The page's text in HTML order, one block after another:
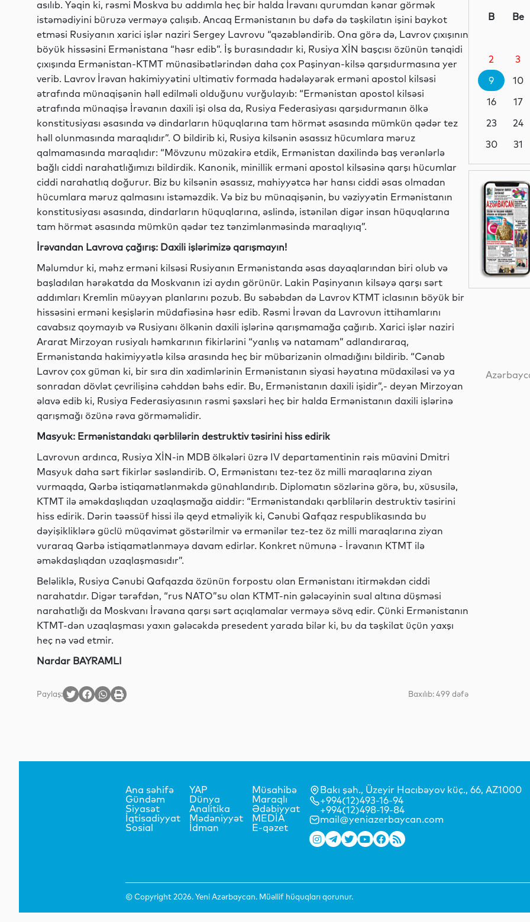
asılıb. Yəqin ki, rəsmi Moskva bu addımla heç bir halda İrəvanı qurumdan kənar görmək
istəmədiyini büruzə verməyə çalışıb. Ancaq Ermənistanın bu dəfə də təşkilatın işini baykot
etməsi Rusiyanın xarici işlər naziri Sergey Lavrovu “qəzəbləndirib. Ona görə də, Lavrov çıxışının
böyük hissəsini Ermənistana “həsr edib”. İş burasındadır ki, Rusiya XİN başçısı özünün tənqidi
çıxışında Ermənistan-KTMT münasibətlərindən daha çox Paşinyan-kilsə qarşıdurmasına yer
verib. Lavrov İrəvan hakimiyyətini ultimativ formada hədələyərək erməni apostol kilsəsi
ətrafında münaqişənin həll edilməli olduğunu vurğulayıb: “Ermənistan apostol kilsəsi
ətrafında münaqişə İrəvanın daxili işi olsa da, Rusiya Federasiyası qarşıdurmanın ölkə
konstitusiyası əsasında və dindarların hüquqlarına tam hörmət əsasında mümkün qədər tez
həll olunmasında maraqlıdır”. O bildirib ki, Rusiya kilsənin əsassız hücumlara məruz
qalmamasında maraqlıdır: “Mövzunu müzakirə etdik, Ermənistan daxilində baş verənlərlə
bağlı ciddi narahatlığımızı bildirdik. Kanonik, minillik erməni apostol kilsəsinə qarşı hücumlar
ciddi narahatlıq doğurur. Biz bu kilsənin əsassız, mahiyyətcə hər hansı ciddi əsas olmadan
hücumlara məruz qalmasını istəməzdik. Və biz bu münaqişənin, bu vəziyyətin Ermənistanın
konstitusiyası əsasında, dindarların hüquqlarına, əslində, istənilən digər insan hüquqlarına
tam hörmət əsasında mümkün qədər tez tənzimlənməsində maraqlıyıq”.
İrəvandan Lavrova çağırış: Daxili işlərimizə qarışmayın!
Məlumdur ki, məhz erməni kilsəsi Rusiyanın Ermənistanda əsas dayaqlarından biri olub və
başladılan hərəkatda da Moskvanın izi aydın görünür. Lakin Paşinyanın kilsəyə qarşı sərt
addımları Kremlin müəyyən planlarını pozub. Bu səbəbdən də Lavrov KTMT iclasının böyük bir
hissəsini erməni keşişlərin müdafiəsinə həsr edib. Rəsmi İrəvan da Lavrovun ittihamlarını
cavabsız qoymayıb və Rusiyanı ölkənin daxili işlərinə qarışmamağa çağırıb. Xarici işlər naziri
Ararat Mirzoyan rusiyalı həmkarının fikirlərini “yanlış və natamam” adlandıraraq,
Ermənistanda hakimiyyətlə kilsə arasında heç bir mübarizənin olmadığını bildirib. “Cənab
Lavrov çox güman ki, bir sıra din xadimlərinin Ermənistanın siyasi həyatına müdaxiləsi və ya
sonradan dövlət çevrilişinə cəhddən bəhs edir. Bu, Ermənistanın daxili işidir”,- deyən Mirzoyan
əlavə edib ki, Rusiya Federasiyasının rəsmi şəxsləri heç bir halda Ermənistanın daxili işlərinə
qarışmağı özünə rəva görməməlidir.
Masyuk: Ermənistandakı qərblilərin destruktiv təsirini hiss edirik
Lavrovun ardınca, Rusiya XİN-in MDB ölkələri üzrə IV departamentinin rəis müavini Dmitri
Masyuk daha sərt fikirlər səsləndirib. O, Ermənistanı tez-tez öz milli maraqlarına ziyan
vurmaqda, Qərbə istiqamətlənməkdə günahlandırıb. Diplomatın sözlərinə görə, bu, xüsusilə,
KTMT ilə əməkdaşlıqdan uzaqlaşmağa aiddir: “Ermənistandakı qərblilərin destruktiv təsirini
hiss edirik. Dərin təəssüf hissi ilə qeyd etməliyik ki, Cənubi Qafqaz respublikasında bu
dəyişikliklərə güclü müqavimət göstərilmir və ermənilər tez-tez öz milli maraqlarına ziyan
vuraraq Qərbə istiqamətlənməyə davam edirlər. Konkret nümunə - İrəvanın KTMT ilə
əməkdaşlıqdan uzaqlaşmasıdır”.
Beləliklə, Rusiya Cənubi Qafqazda özünün forpostu olan Ermənistanı itirməkdən ciddi
narahatdır. Digər tərəfdən, “rus NATO”su olan KTMT-nin gələcəyinin sual altına düşməsi
narahatlığı da Moskvanı İrəvana qarşı sərt açıqlamalar verməyə sövq edir. Çünki Ermənistanın
KTMT-dən uzaqlaşması yaxın gələcəkdə presedent yarada bilər ki, bu da təşkilat üçün yaxşı
heç nə vəd etmir.
Nardar BAYRAMLI
Paylaş: Baxılıb: 499 dəfə
İqtisadiyyat
Maraqlı
İdman
Dünya
texnologiyalar
B Be
2
3
9
10
16
17
23
24
30
31
Ana səhifə
Gündəm
Siyasət
İqtisadiyyat
Sosial
YAP
Dünya
Analitika
Mədəniyyət
İdman
Müsahibə
Maraqlı
Ədəbiyyat
MEDİA
E-qəzet
Bakı şəh., Üzeyir Hacıbəyov küç., 66, AZ1000
+994(12)493-16-94
+994(12)498-19-84
mail@yeniazerbaycan.com
© Copyright 2026. Yeni Azərbaycan. Müəllif hüquqları qorunur.